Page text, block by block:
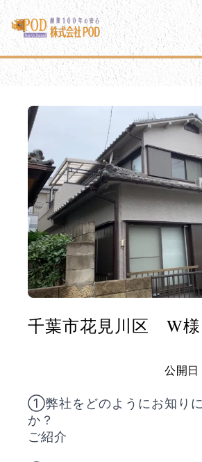
メインコンテンツにスキップ
株式会社ペイント・オン・デマンド
千葉の外壁塗装・屋根塗装なら創
株式会社ペイント・オン・デマンド
モバイルメニュー
PODのまちづくり 安心の
ご相談と流れ よくあ
PODについて
お問い合わせ
千葉市花見川区 W様
公開日
①弊社をどのようにお知り
か？
ご紹介